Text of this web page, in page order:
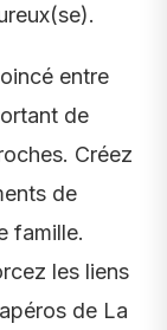
entre
de
Créez
de
famille.
les liens
de La